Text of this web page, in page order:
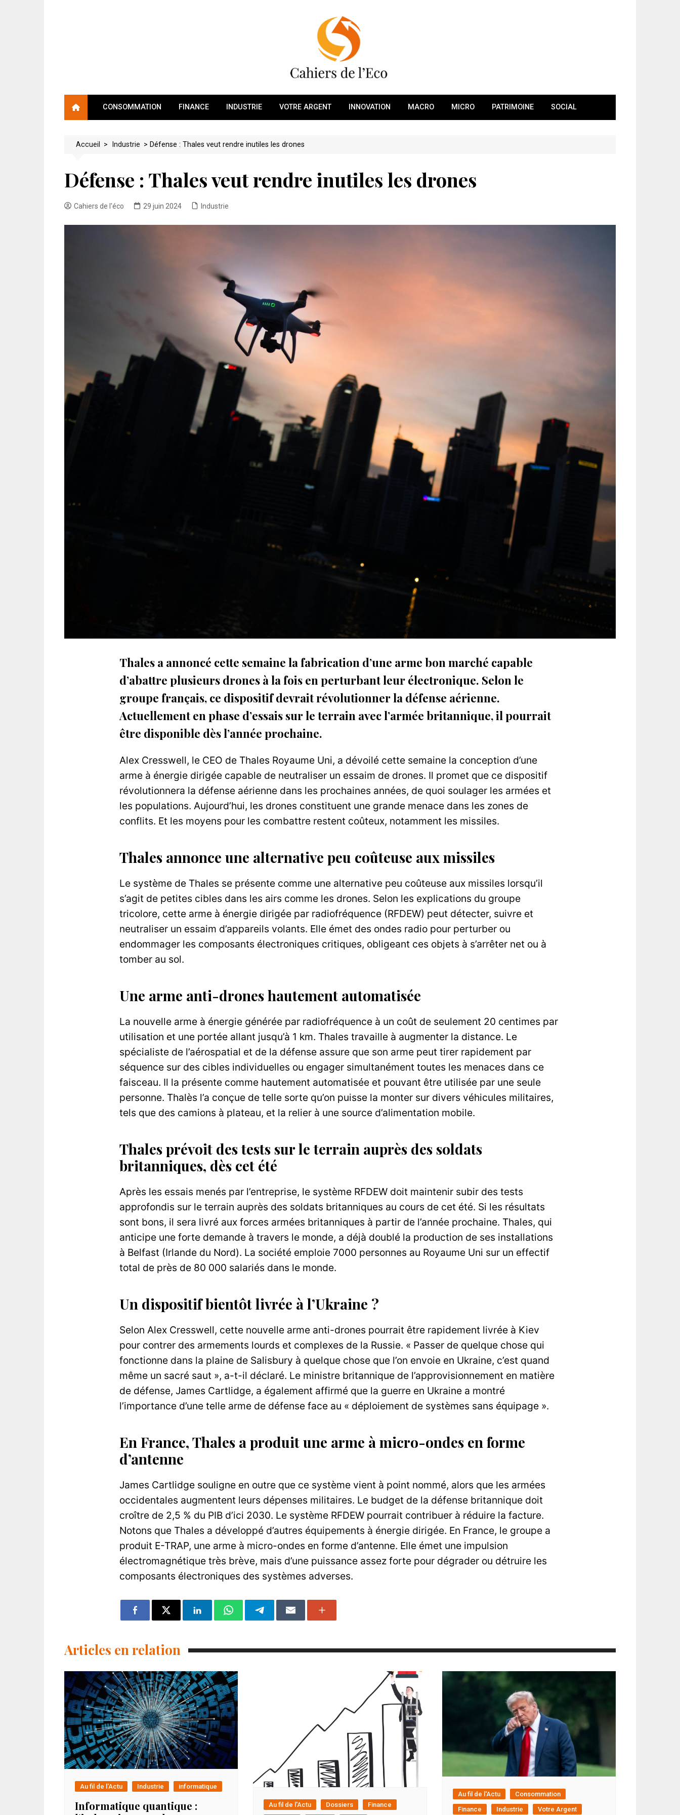
CONSOMMATION FINANCE INDUSTRIE VOTRE ARGENT INNOVATION MACRO MICRO PATRIMOINE SOCIAL
Accueil > Industrie > Défense : Thales veut rendre inutiles les drones
Défense : Thales veut rendre inutiles les drones
Cahiers de l'éco 29 juin 2024 Industrie
Thales a annoncé cette semaine la fabrication d’une arme bon marché capable
d’abattre plusieurs drones à la fois en perturbant leur électronique. Selon le
groupe français, ce dispositif devrait révolutionner la défense aérienne.
Actuellement en phase d’essais sur le terrain avec l’armée britannique, il pourrait
être disponible dès l’année prochaine.
Alex Cresswell, le CEO de Thales Royaume Uni, a dévoilé cette semaine la conception d’une
arme à énergie dirigée capable de neutraliser un essaim de drones. Il promet que ce dispositif
révolutionnera la défense aérienne dans les prochaines années, de quoi soulager les armées et
les populations. Aujourd’hui, les drones constituent une grande menace dans les zones de
conflits. Et les moyens pour les combattre restent coûteux, notamment les missiles.
Thales annonce une alternative peu coûteuse aux missiles
Le système de Thales se présente comme une alternative peu coûteuse aux missiles lorsqu’il
s’agit de petites cibles dans les airs comme les drones. Selon les explications du groupe
tricolore, cette arme à énergie dirigée par radiofréquence (RFDEW) peut détecter, suivre et
neutraliser un essaim d’appareils volants. Elle émet des ondes radio pour perturber ou
endommager les composants électroniques critiques, obligeant ces objets à s’arrêter net ou à
tomber au sol.
Une arme anti-drones hautement automatisée
La nouvelle arme à énergie générée par radiofréquence à un coût de seulement 20 centimes par
utilisation et une portée allant jusqu’à 1 km. Thales travaille à augmenter la distance. Le
spécialiste de l’aérospatial et de la défense assure que son arme peut tirer rapidement par
séquence sur des cibles individuelles ou engager simultanément toutes les menaces dans ce
faisceau. Il la présente comme hautement automatisée et pouvant être utilisée par une seule
personne. Thalès l’a conçue de telle sorte qu’on puisse la monter sur divers véhicules militaires,
tels que des camions à plateau, et la relier à une source d’alimentation mobile.
Thales prévoit des tests sur le terrain auprès des soldats
britanniques, dès cet été
Après les essais menés par l’entreprise, le système RFDEW doit maintenir subir des tests
approfondis sur le terrain auprès des soldats britanniques au cours de cet été. Si les résultats
sont bons, il sera livré aux forces armées britanniques à partir de l’année prochaine. Thales, qui
anticipe une forte demande à travers le monde, a déjà doublé la production de ses installations
à Belfast (Irlande du Nord). La société emploie 7000 personnes au Royaume Uni sur un effectif
total de près de 80 000 salariés dans le monde.
Un dispositif bientôt livrée à l’Ukraine ?
Selon Alex Cresswell, cette nouvelle arme anti-drones pourrait être rapidement livrée à Kiev
pour contrer des armements lourds et complexes de la Russie. « Passer de quelque chose qui
fonctionne dans la plaine de Salisbury à quelque chose que l’on envoie en Ukraine, c’est quand
même un sacré saut », a-t-il déclaré. Le ministre britannique de l’approvisionnement en matière
de défense, James Cartlidge, a également affirmé que la guerre en Ukraine a montré
l’importance d’une telle arme de défense face au « déploiement de systèmes sans équipage ».
En France, Thales a produit une arme à micro-ondes en forme
d’antenne
James Cartlidge souligne en outre que ce système vient à point nommé, alors que les armées
occidentales augmentent leurs dépenses militaires. Le budget de la défense britannique doit
croître de 2,5 % du PIB d’ici 2030. Le système RFDEW pourrait contribuer à réduire la facture.
Notons que Thales a développé d’autres équipements à énergie dirigée. En France, le groupe a
produit E-TRAP, une arme à micro-ondes en forme d’antenne. Elle émet une impulsion
électromagnétique très brève, mais d’une puissance assez forte pour dégrader ou détruire les
composants électroniques des systèmes adverses.
Articles en relation
Au fil de l'Actu Industrie informatique
Informatique quantique :
Au fil de l'Actu Dossiers Finance
Au fil de l'Actu
Consommation
Finance
Industrie Votre Argent